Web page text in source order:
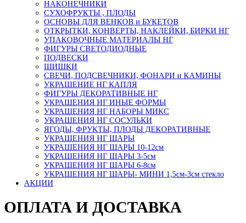
НАКОНЕЧНИКИ
СУХОФРУКТЫ , ПЛОДЫ
ОСНОВЫ ДЛЯ ВЕНКОВ и БУКЕТОВ
ОТКРЫТКИ, КОНВЕРТЫ, НАКЛЕЙКИ, БИРКИ НГ
УПАКОВОЧНЫЕ МАТЕРИАЛЫ НГ
ФИГУРЫ СВЕТОДИОДНЫЕ
ПОДВЕСКИ
ШИШКИ
СВЕЧИ, ПОДСВЕЧНИКИ, ФОНАРИ и КАМИНЫ
УКРАШЕНИЕ НГ КАПЛЯ
ФИГУРЫ ДЕКОРАТИВНЫЕ НГ
УКРАШЕНИЯ НГ ИНЫЕ ФОРМЫ
УКРАШЕНИЯ НГ НАБОРЫ МИКС
УКРАШЕНИЯ НГ СОСУЛЬКИ
ЯГОДЫ, ФРУКТЫ, ПЛОДЫ ДЕКОРАТИВНЫЕ
УКРАШЕНИЯ НГ ШАРЫ
УКРАШЕНИЯ НГ ШАРЫ 10-12см
УКРАШЕНИЯ НГ ШАРЫ 3-5см
УКРАШЕНИЯ НГ ШАРЫ 6-8см
УКРАШЕНИЯ НГ ШАРЫ- МИНИ 1,5см-3см стекло
АКЦИИ
ОПЛАТА И ДОСТАВКА